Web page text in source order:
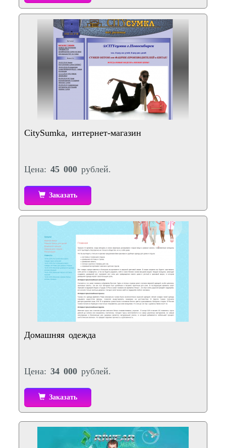
CitySumka, интернет-магазин
Цена: 45 000 рублей.
Заказать
Домашняя одежда
Цена: 34 000 рублей.
Заказать